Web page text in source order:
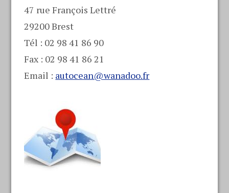
47 rue François Lettré
29200 Brest
Tél : 02 98 41 86 90
Fax : 02 98 41 86 21
Email : autocean@wanadoo.fr